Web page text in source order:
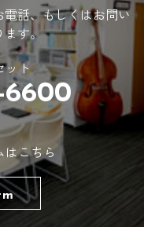
電話、もしくはお問い
ます。
ット
6600
はこちら